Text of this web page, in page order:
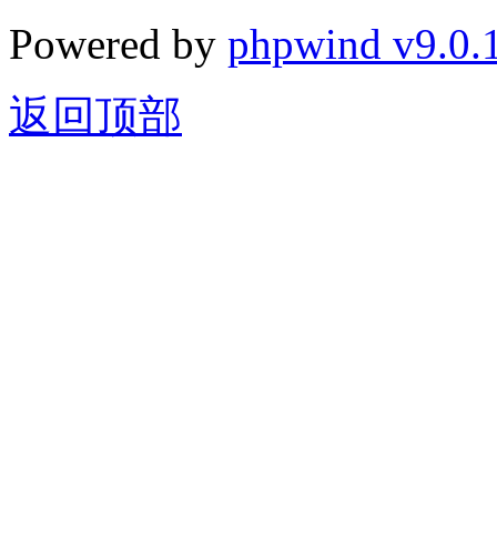
Powered by phpwind
返回顶部